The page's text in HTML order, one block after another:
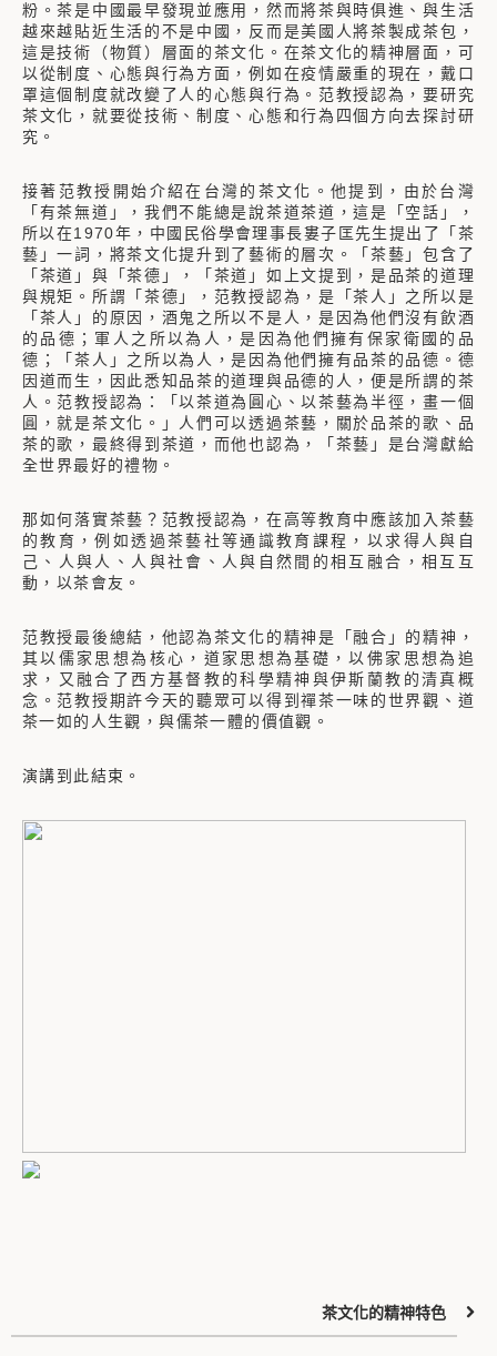
粉。茶是中國最早發現並應用，然而將茶與時俱進、與生活
越來越貼近生活的不是中國，反而是美國人將茶製成茶包，
這是技術（物質）層面的茶文化。在茶文化的精神層面，可
以從制度、心態與行為方面，例如在疫情嚴重的現在，戴口
罩這個制度就改變了人的心態與行為。范教授認為，要研究
茶文化，就要從技術、制度、心態和行為四個方向去探討研
究。
接著范教授開始介紹在台灣的茶文化。他提到，由於台灣
「有茶無道」，我們不能總是說茶道茶道，這是「空話」，
所以在1970年，中國民俗學會理事長婁子匡先生提出了「茶
藝」一詞，將茶文化提升到了藝術的層次。「茶藝」包含了
「茶道」與「茶德」，「茶道」如上文提到，是品茶的道理
與規矩。所謂「茶德」，范教授認為，是「茶人」之所以是
「茶人」的原因，酒鬼之所以不是人，是因為他們沒有飲酒
的品德；軍人之所以為人，是因為他們擁有保家衛國的品
德；「茶人」之所以為人，是因為他們擁有品茶的品德。德
因道而生，因此悉知品茶的道理與品德的人，便是所謂的茶
人。范教授認為：「以茶道為圓心、以茶藝為半徑，畫一個
圓，就是茶文化。」人們可以透過茶藝，關於品茶的歌、品
茶的歌，最終得到茶道，而他也認為，「茶藝」是台灣獻給
全世界最好的禮物。
那如何落實茶藝？范教授認為，在高等教育中應該加入茶藝
的教育，例如透過茶藝社等通識教育課程，以求得人與自
己、人與人、人與社會、人與自然間的相互融合，相互互
動，以茶會友。
范教授最後總結，他認為茶文化的精神是「融合」的精神，
其以儒家思想為核心，道家思想為基礎，以佛家思想為追
求，又融合了西方基督教的科學精神與伊斯蘭教的清真概
念。范教授期許今天的聽眾可以得到禪茶一味的世界觀、道
茶一如的人生觀，與儒茶一體的價值觀。
演講到此結束。
茶文化的精神特色